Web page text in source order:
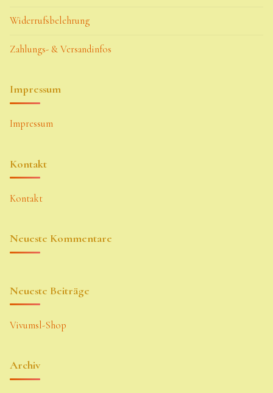
Widerrufsbelehrung
Zahlungs- & Versandinfos
Impressum
Impressum
Kontakt
Kontakt
Neueste Kommentare
Neueste Beiträge
Vivumsl-Shop
Archiv